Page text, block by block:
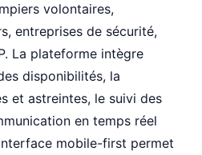
volontaires,
entreprises de sécurité,
La plateforme intègre
disponibilités, la
et astreintes, le suivi des
en temps réel
mobile-first permet